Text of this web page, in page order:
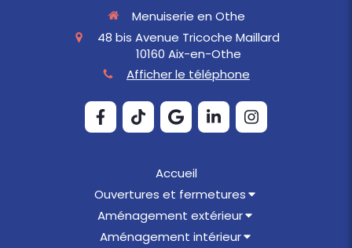
Menuiserie en Othe
48 bis Avenue Tricoche Maillard
10160 Aix-en-Othe
Afficher le téléphone
Accueil
Ouvertures et fermetures
Aménagement extérieur
Aménagement intérieur